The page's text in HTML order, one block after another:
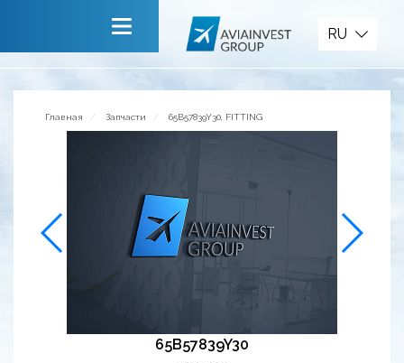
Сервисы
Обратная связь
RU
Главная Запчасти 65B57839Y30, FITTING
65B57839Y30